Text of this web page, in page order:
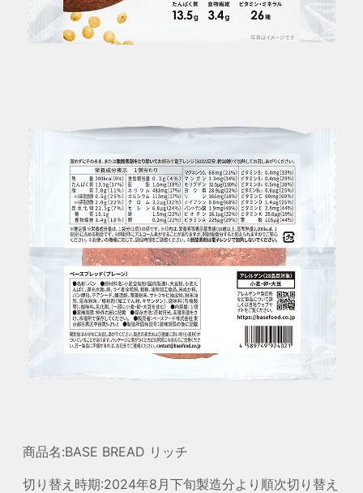
商品名:BASE BREAD リッチ
切り替え時期:2024年8月下旬製造分より順次切り替え